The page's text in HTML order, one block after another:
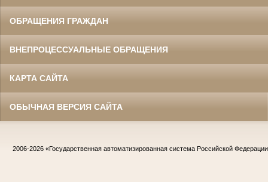
ОБРАЩЕНИЯ ГРАЖДАН
ВНЕПРОЦЕССУАЛЬНЫЕ ОБРАЩЕНИЯ
КАРТА САЙТА
ОБЫЧНАЯ ВЕРСИЯ САЙТА
2006-2026 «Государственная автоматизированная система Российской